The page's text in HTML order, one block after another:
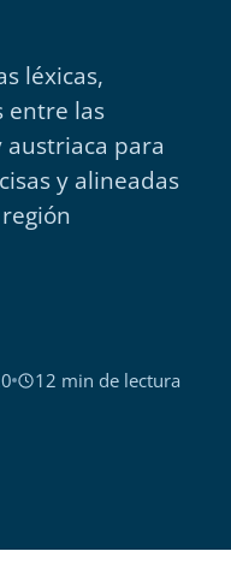
léxicas,
entre las
austriaca para
y alineadas
12 min de lectura